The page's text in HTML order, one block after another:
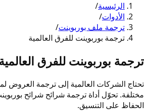
الرئيسية/
الأدوات/
ترجمة ملف بوربوينت/
ترجمة بوربوينت للفرق العالمية
ترجمة بوربوينت للفرق
تحتاج الشركات العالمية إلى ترجمة العروض
الحفاظ على التنسيق.